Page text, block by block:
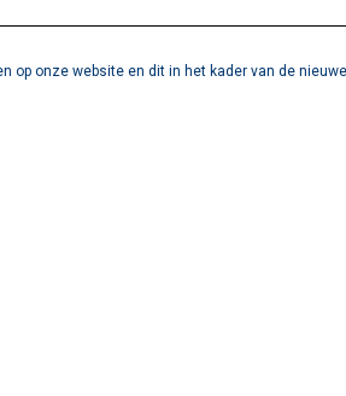
onze website en dit in het kader van de